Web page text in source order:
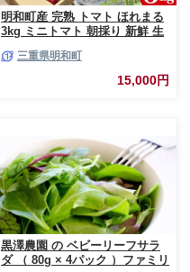
明和町産 完熟 トマト ほれまる
3kg ミニトマト 朝採り 新鮮 生
三重県明和町
15,000円
黒澤農園 の ベビーリーフサラ
ダ （ 80g × 4パック ）ファミリ